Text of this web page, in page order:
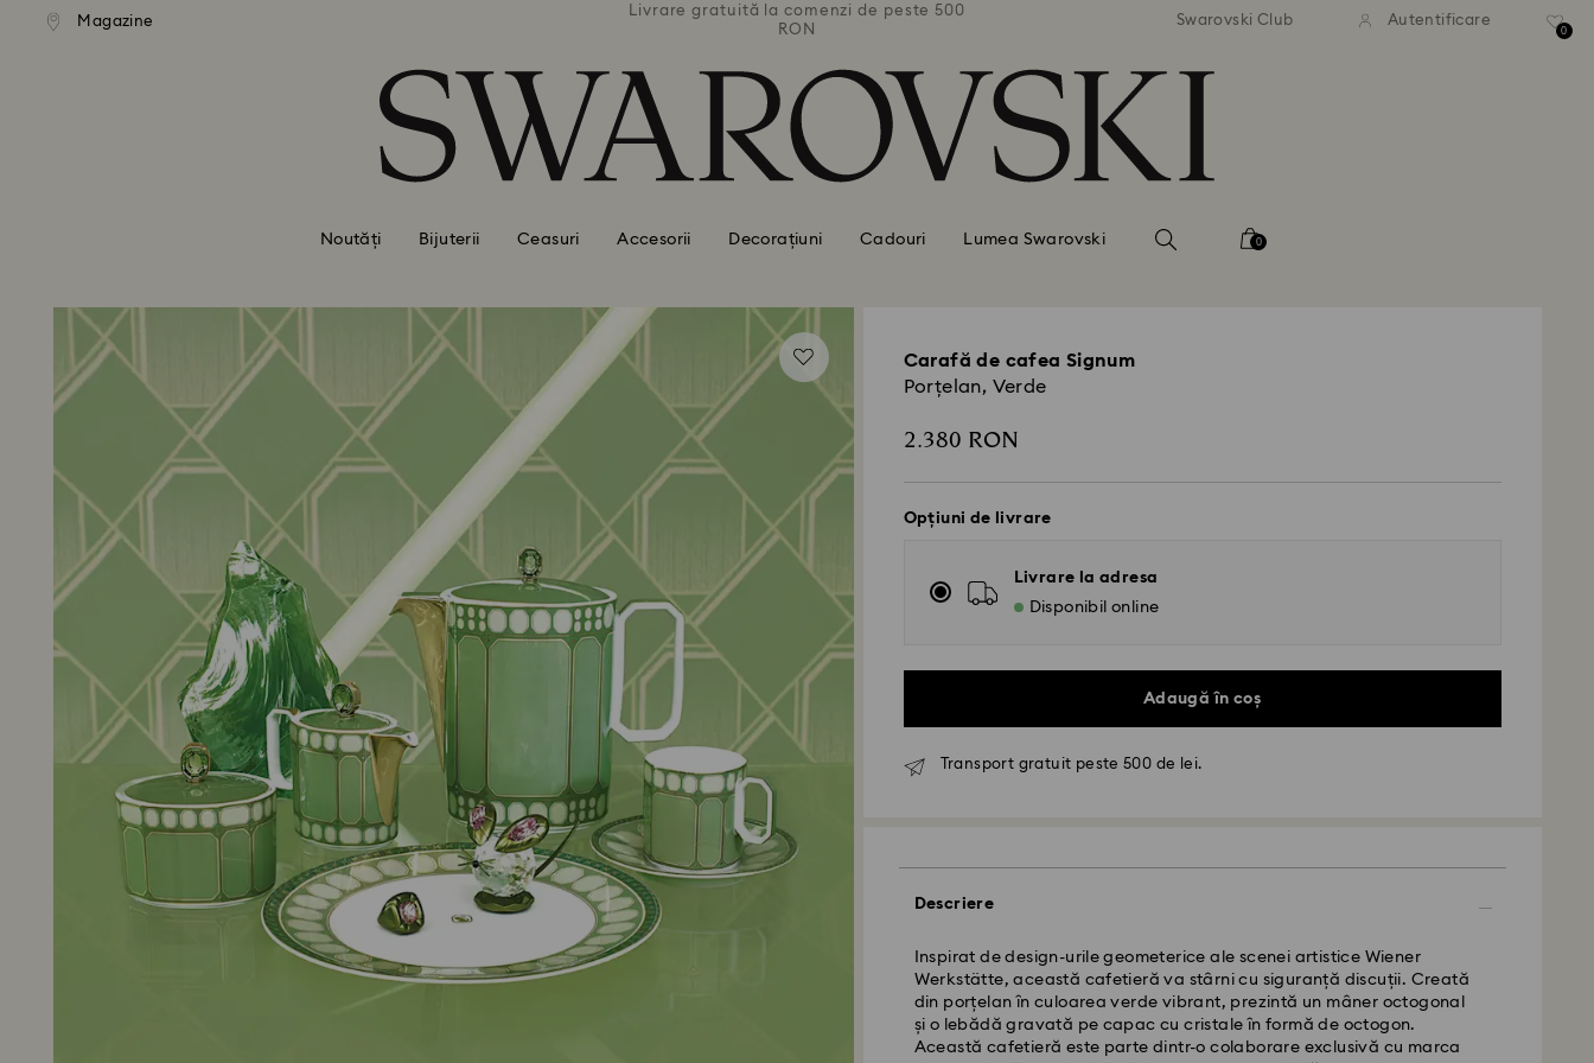
Accesskeys list
Magazine
la comenzi de peste 500
RON
Livrare gratuită la comenzi de peste 500
RON
Livrare gratuită la comenzi de peste 500
Livrare gratuită la comenzi
Swarovski Club Autentificare
0
Noutăți Bijuterii Ceasuri Accesorii Decorațiuni Cadouri Lumea Swarovski 0
Carafă de cafea Signum
Porțelan, Verde
2.380 RON
Opțiuni de livrare
Livrare la adresa
Disponibil online
Adaugă în coș
Transport gratuit peste 500 de lei.
Descriere
Inspirat de design-urile geometerice ale scenei artistice Wiener
Werkstätte, această cafetieră va stârni cu siguranță discuții. Creată
din porțelan în culoarea verde vibrant, prezintă un mâner octogonal
și o lebădă gravată pe capac cu cristale în formă de octogon.
Această cafetieră este parte dintr-o colaborare exclusivă cu marca
Comenzile plasate de luni până vineri până la ora 10:00 CET vor fi
Termen de livrare standard: 4 zile lucrătoare după procesare și
expediere
Costul de expediere standard: RON 30
Livrare standard gratuită peste: RON 500